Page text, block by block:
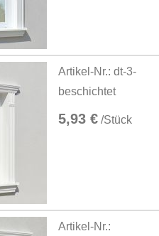
Artikel-Nr.: dt-3-
beschichtet
5,93 € /Stück
Artikel-Nr.: